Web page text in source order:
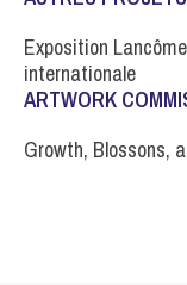
Exposition
internationale
ARTWORK
Growth, Blossons,